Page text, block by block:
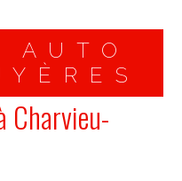
AUTO
Charvieu-